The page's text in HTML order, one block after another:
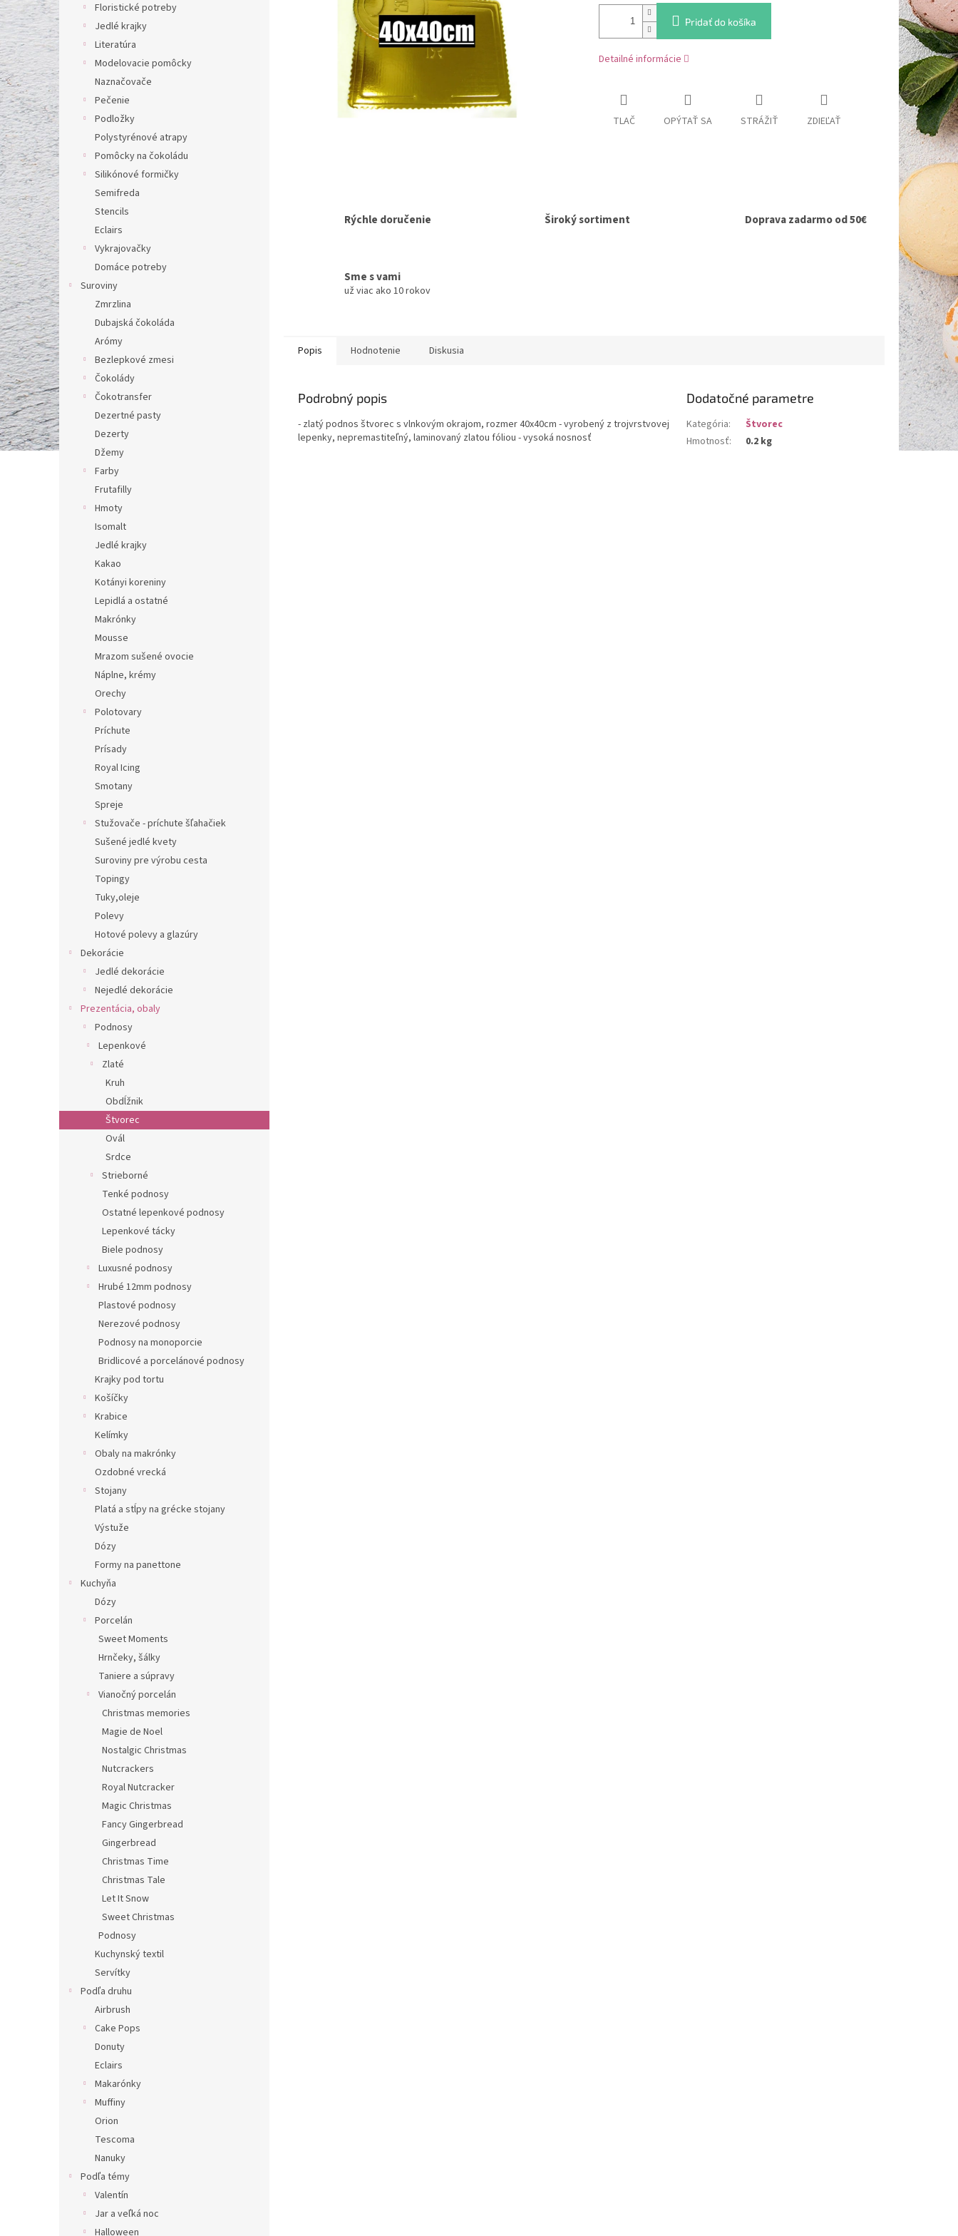
Floristické potreby
Jedlé krajky
Literatúra
Modelovacie pomôcky
Naznačovače
Pečenie
Podložky
Polystyrénové atrapy
Pomôcky na čokoládu
Silikónové formičky
Semifreda
Stencils
Eclairs
Vykrajovačky
Domáce potreby
Suroviny
Zmrzlina
Dubajská čokoláda
Arómy
Bezlepkové zmesi
Čokolády
Čokotransfer
Dezertné pasty
Dezerty
Džemy
Farby
Frutafilly
Hmoty
Isomalt
Jedlé krajky
Kakao
Kotányi koreniny
Lepidlá a ostatné
Makrónky
Mousse
Mrazom sušené ovocie
Náplne, krémy
Orechy
Polotovary
Príchute
Prísady
Royal Icing
Smotany
Spreje
Stužovače - príchute šľahačiek
Sušené jedlé kvety
Suroviny pre výrobu cesta
Topingy
Tuky,oleje
Polevy
Hotové polevy a glazúry
Dekorácie
Jedlé dekorácie
Nejedlé dekorácie
Prezentácia, obaly
Podnosy
Lepenkové
Zlaté
Kruh
Obdĺžnik
Štvorec
Ovál
Srdce
Strieborné
Tenké podnosy
Ostatné lepenkové podnosy
Lepenkové tácky
Biele podnosy
Luxusné podnosy
Hrubé 12mm podnosy
Plastové podnosy
Nerezové podnosy
Podnosy na monoporcie
Bridlicové a porcelánové podnosy
Krajky pod tortu
Košíčky
Krabice
Kelímky
Obaly na makrónky
Ozdobné vrecká
Stojany
Platá a stĺpy na grécke stojany
Výstuže
Dózy
Formy na panettone
Kuchyňa
Dózy
Porcelán
Sweet Moments
Hrnčeky, šálky
Taniere a súpravy
Vianočný porcelán
Christmas memories
Magie de Noel
Nostalgic Christmas
Nutcrackers
Royal Nutcracker
Magic Christmas
Fancy Gingerbread
Gingerbread
Christmas Time
Christmas Tale
Let It Snow
Sweet Christmas
Podnosy
Kuchynský textil
Servítky
Podľa druhu
Airbrush
Cake Pops
Donuty
Eclairs
Makarónky
Muffiny
Orion
Tescoma
Nanuky
Podľa témy
Valentín
Jar a veľká noc
Halloween
Pridať do košíka
Detailné informácie
TLAČ OPÝTAŤ SA STRÁŽIŤ ZDIEĽAŤ
Rýchle doručenie Široký sortiment Doprava zadarmo od 50€
Sme s vami
už viac ako 10 rokov
Popis Hodnotenie Diskusia
Podrobný popis
- zlatý podnos štvorec s vlnkovým okrajom, rozmer 40x40cm - vyrobený z trojvrstvovej
lepenky, nepremastiteľný, laminovaný zlatou fóliou - vysoká nosnosť
Dodatočné parametre
Kategória:
Štvorec
Hmotnosť: 0.2 kg